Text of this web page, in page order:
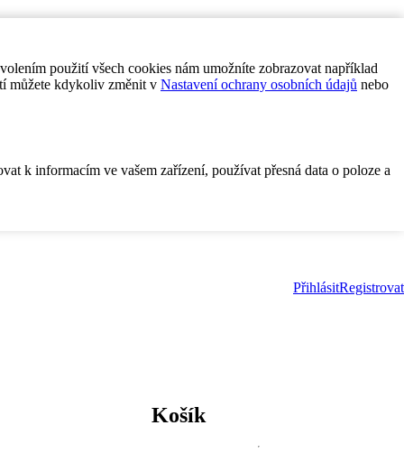
použití všech cookies nám umožníte zobrazovat například
můžete kdykoliv změnit v Nastavení ochrany osobních údajů nebo
k informacím ve vašem zařízení, používat přesná data o poloze a
PřihlásitRegistrovat
Košík